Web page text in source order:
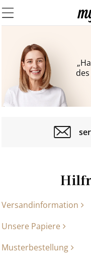
Versandinformation
Unsere Papiere
Musterbestellung